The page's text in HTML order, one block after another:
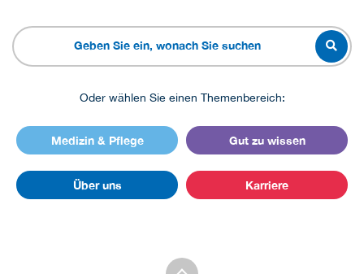
Oder wählen Sie einen Themenbereich:
Medizin & Pflege Gut zu wissen
Über uns Karriere